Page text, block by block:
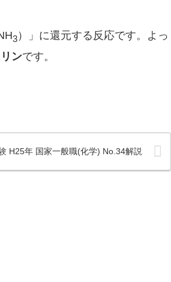
3）」に還元する反応です。よ っ
ンです。
H25年 国家一般職(化学) No.34解説